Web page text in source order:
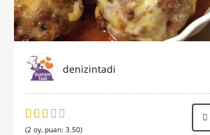
denizintadi
(2 oy, puan: 3.50)